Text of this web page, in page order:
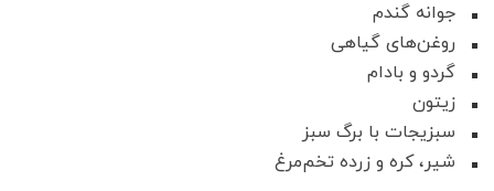
جوانه گندم
روغن‌های گیاهی
گردو و بادام
زیتون
سبزیجات با برگ سبز
شیر، کره و زرده تخم‌مرغ